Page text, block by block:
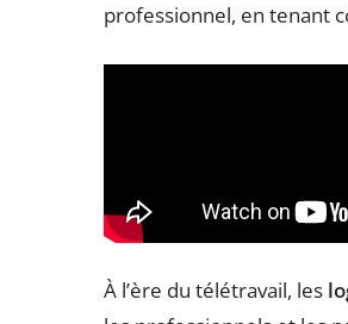
professionnel, en tenant
À l’ère du télétravail, les